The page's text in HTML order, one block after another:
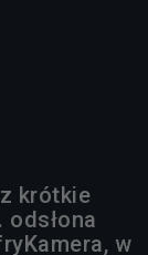
krótkie
w